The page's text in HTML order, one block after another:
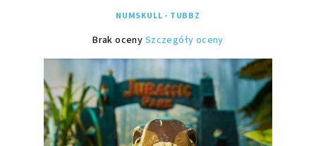
NUMSKULL - TUBBZ
Średnia
produktu
wynosi
0,0
na
5
gwiazdek.
Brak oceny Szczegóły oceny